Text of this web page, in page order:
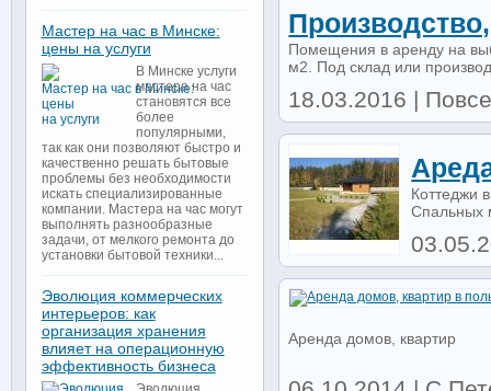
Помещения в аренду на
м2. Под склад или
18.03.2016 |
Коттеджи
Спальных
Аренда домов, квартир
Мастер на час в Минске:
цены на услуги
В Минске услуги
мастера на час
становятся все
более
популярными,
так как они позволяют быстро и
качественно решать бытовые
проблемы без необходимости
искать специализированные
компании. Мастера на час могут
выполнять разнообразные
задачи, от мелкого ремонта до
установки бытовой техники...
Эволюция коммерческих
интерьеров: как
организация хранения
влияет на операционную
эффективность бизнеса